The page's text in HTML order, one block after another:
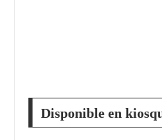
Disponible en